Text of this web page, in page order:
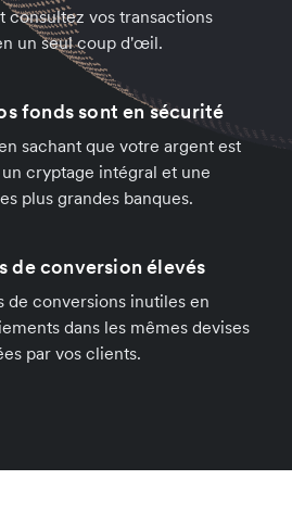
consultez vos transactions
un seul coup d'œil.
fonds sont en sécurité
sachant que votre argent est
cryptage intégral et une
plus grandes banques.
de conversion élevés
de conversions inutiles en
dans les mêmes devises
par vos clients.